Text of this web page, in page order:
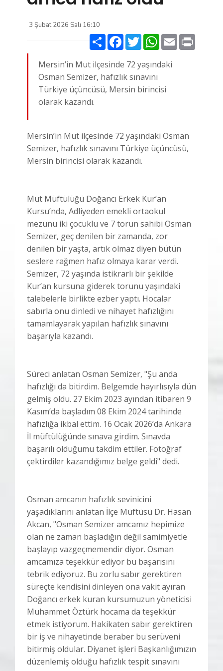
3 Şubat 2026 Salı 16:10
Paylaş FacebookTwitter WhatsApp
Email
Mersin’in Mut ilçesinde 72 yaşındaki
Osman Semizer, hafızlık sınavını
Türkiye üçüncüsü, Mersin birincisi
olarak kazandı.
Mersin’in Mut ilçesinde 72 yaşındaki Osman
Semizer, hafızlık sınavını Türkiye üçüncüsü,
Mersin birincisi olarak kazandı.
Mut Müftülüğü Doğancı Erkek Kur’an
Kursu’nda, Adliyeden emekli ortaokul
mezunu iki çocuklu ve 7 torun sahibi Osman
Semizer, geç denilen bir zamanda, zor
denilen bir yaşta, artık olmaz diyen bütün
seslere rağmen hafız olmaya karar verdi.
Semizer, 72 yaşında istikrarlı bir şekilde
Kur’an kursuna giderek torunu yaşındaki
talebelerle birlikte ezber yaptı. Hocalar
sabırla onu dinledi ve nihayet hafızlığını
tamamlayarak yapılan hafızlık sınavını
başarıyla kazandı.
Süreci anlatan Osman Semizer, "Şu anda
hafızlığı da bitirdim. Belgemde hayırlısıyla dün
gelmiş oldu. 27 Ekim 2023 ayından itibaren 9
Kasım’da başladım 08 Ekim 2024 tarihinde
hafızlığa ikbal ettim. 16 Ocak 2026’da Ankara
İl müftülüğünde sınava girdim. Sınavda
başarılı olduğumu takdim ettiler. Fotoğraf
çektirdiler kazandığımız belge geldi" dedi.
Osman amcanın hafızlık sevinicini
yaşadıklarını anlatan İlçe Müftüsü Dr. Hasan
Akcan, "Osman Semizer amcamız hepimize
olan ne zaman başladığın değil samimiyetle
başlayıp vazgeçmemendir diyor. Osman
amcamıza teşekkür ediyor bu başarısını
tebrik ediyoruz. Bu zorlu sabır gerektiren
süreçte kendisini dinleyen ona vakit ayıran
Doğancı erkek kuran kursumuzun yöneticisi
Muhammet Öztürk hocama da teşekkür
etmek istiyorum. Hakikaten sabır gerektiren
bir iş ve nihayetinde beraber bu serüveni
bitirmiş oldular. Diyanet işleri Başkanlığımızın
düzenlemiş olduğu hafızlık tespit sınavını